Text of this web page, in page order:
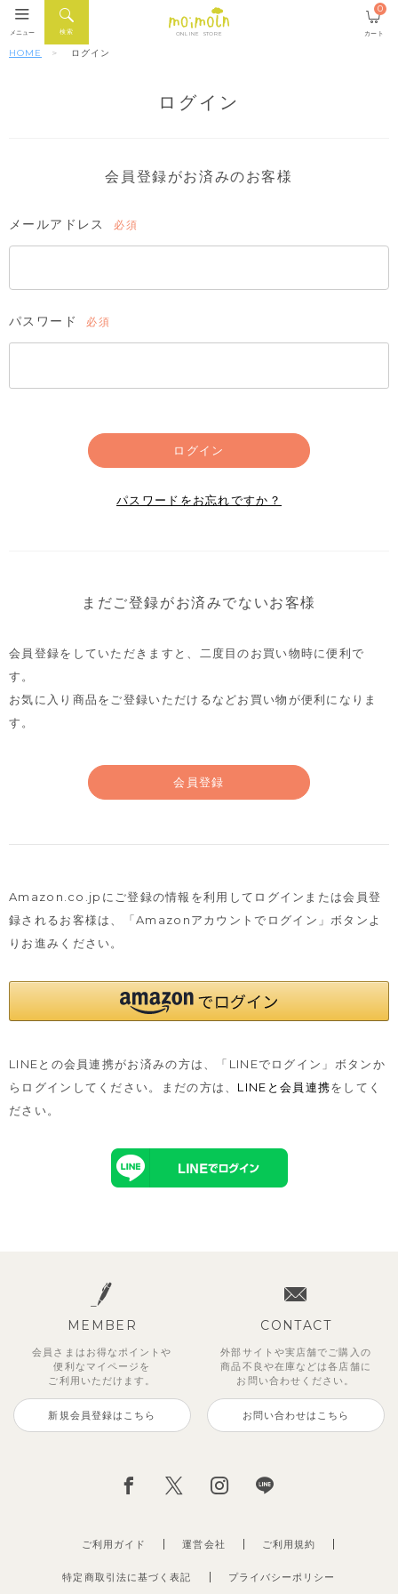
ONLINE STORE
検索
メニュー カート
0
HOME ログイン
ログイン
会員登録がお済みのお客様
メールアドレス
須)
パスワード
須)
ログイン
パスワードをお忘れですか？
まだご登録がお済みでないお客様
会員登録をしていただきますと、二度目のお買い物時に便利で
す。
お気に入り商品をご登録いただけるなどお買い物が便利になりま
す。
会員登録
Amazon.co.jpにご登録の情報を利用してログインまたは会員登
録されるお客様は、
「Amazonアカウントでログイン」ボタンよ
りお進みください。
LINEとの会員連携がお済みの方は、「LINEでログイン」ボタンか
らログインしてください。まだの方は、 LINEと会員連携をしてく
ださい。
MEMBER
会員さまはお得なポイントや
便利な マイページを
ご利用いただけます。
新規会員登録はこちら
CONTACT
外部サイトや実店舗でご購入の
商品不良や在庫などは各店舗に
お問い合わせください。
お問い合わせはこちら
ご利用ガイド 運営会社
特定商取引法に基づく表記 プライバシーポリシー
ご利用規約